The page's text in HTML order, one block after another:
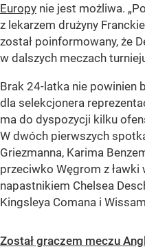
Europy nie jest możliwa.
z lekarzem drużyny
został poinformowany, że
w dalszych meczach
Brak 24-latka nie powinien
dla selekcjonera
ma do dyspozycji kilku
W dwóch pierwszych
Griezmanna, Karima
przeciwko Węgrom z ławki
napastnikiem Chelsea
Kingsleya Comana i
Został graczem meczu